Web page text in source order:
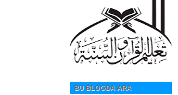
BU BLOGDA ARA